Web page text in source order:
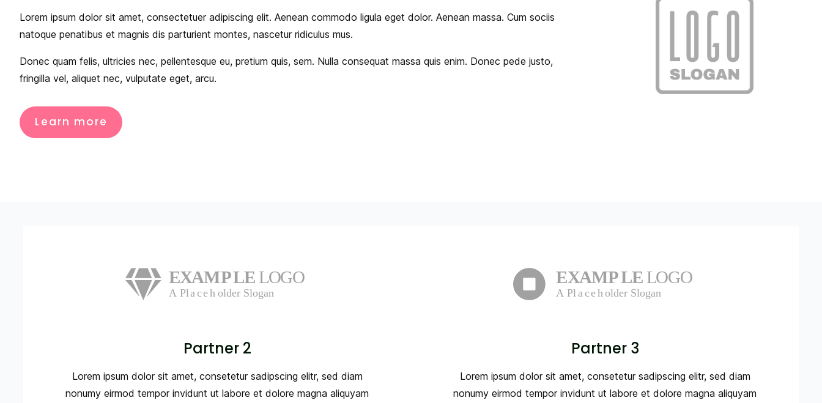
Lorem ipsum dolor sit amet, consectetuer adipiscing elit. Aenean commodo ligula eget dolor. Aenean massa. Cum sociis
natoque penatibus et magnis dis parturient montes, nascetur ridiculus mus.
Donec quam felis, ultricies nec, pellentesque eu, pretium quis, sem. Nulla consequat massa quis enim. Donec pede justo,
fringilla vel, aliquet nec, vulputate eget, arcu.
Learn more
Partner 2
Lorem ipsum dolor sit amet, consetetur sadipscing elitr, sed diam
nonumy eirmod tempor invidunt ut labore et dolore magna aliquyam
Partner 3
Lorem ipsum dolor sit amet, consetetur sadipscing elitr, sed diam
nonumy eirmod tempor invidunt ut labore et dolore magna aliquyam